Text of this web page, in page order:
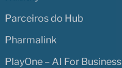
Parceiros do Hub
Pharmalink
PlayOne – AI For Business